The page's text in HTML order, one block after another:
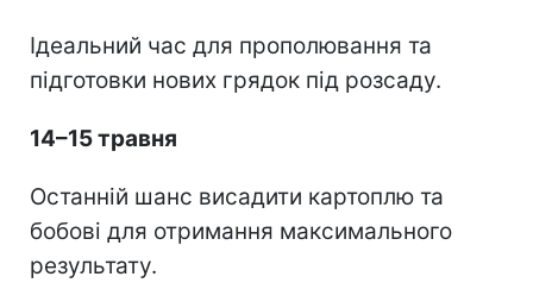
Ідеальний час для прополювання та
підготовки нових грядок під розсаду.
14–15 травня
Останній шанс висадити картоплю та
бобові для отримання максимального
результату.